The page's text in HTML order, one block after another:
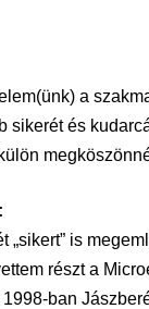
a
sikerét és
„sikert” is
részt a
ban